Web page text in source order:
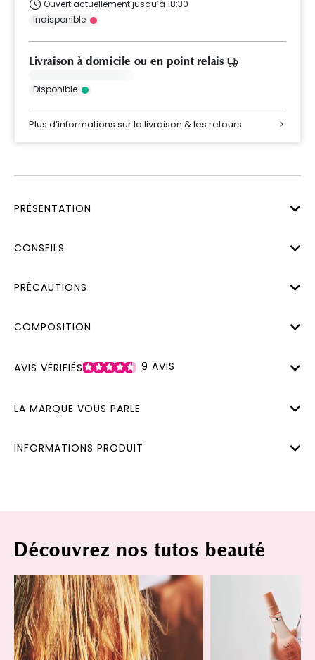
Ouvert actuellement jusqu’à 18:30
Indisponible
Livraison à domicile ou en point relais
Disponible
Plus d’informations sur la livraison & les retours
PRÉSENTATION
CONSEILS
PRÉCAUTIONS
COMPOSITION
AVIS VÉRIFIÉS 9 AVIS
LA MARQUE VOUS PARLE
INFORMATIONS PRODUIT
Découvrez nos tutos beauté